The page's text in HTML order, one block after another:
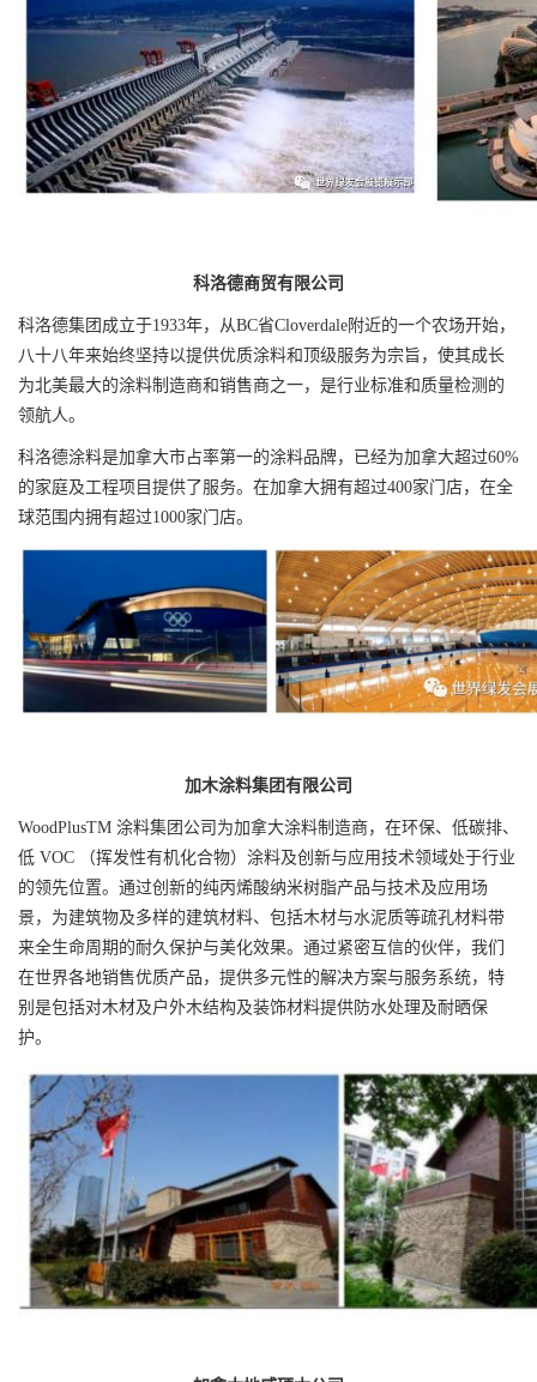
科洛德商贸有限公司
科洛德集团成立于1933年，从BC省Cloverdale附近的一个农场开始，
八十八年来始终坚持以提供优质涂料和顶级服务为宗旨，使其成长
为北美最大的涂料制造商和销售商之一，是行业标准和质量检测的
领航人。
科洛德涂料是加拿大市占率第一的涂料品牌，已经为加拿大超过60%
的家庭及工程项目提供了服务。在加拿大拥有超过400家门店，在全
球范围内拥有超过1000家门店。
加木涂料集团有限公司
WoodPlusTM 涂料集团公司为加拿大涂料制造商，在环保、低碳排、
低 VOC （挥发性有机化合物）涂料及创新与应用技术领域处于行业
的领先位置。通过创新的纯丙烯酸纳米树脂产品与技术及应用场
景，为建筑物及多样的建筑材料、包括木材与水泥质等疏孔材料带
来全生命周期的耐久保护与美化效果。通过紧密互信的伙伴，我们
在世界各地销售优质产品，提供多元性的解决方案与服务系统，特
别是包括对木材及户外木结构及装饰材料提供防水处理及耐晒保
护。